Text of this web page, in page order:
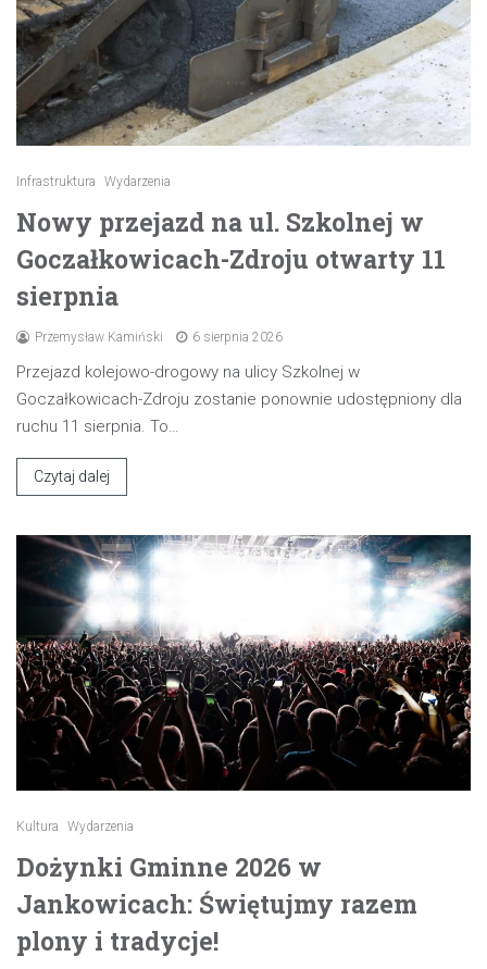
Infrastruktura Wydarzenia
Nowy przejazd na ul. Szkolnej w
Goczałkowicach-Zdroju otwarty 11
sierpnia
Przemysław Kamiński 6 sierpnia 2026
Przejazd kolejowo-drogowy na ulicy Szkolnej w
Goczałkowicach-Zdroju zostanie ponownie udostępniony dla
ruchu 11 sierpnia. To…
Czytaj dalej
Kultura Wydarzenia
Dożynki Gminne 2026 w
Jankowicach: Świętujmy razem
plony i tradycje!